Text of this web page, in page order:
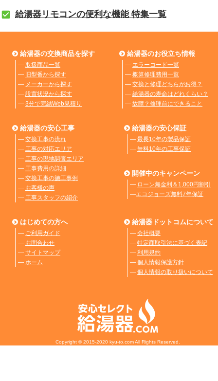
給湯器リモコンの便利な機能 特集一覧
給湯器の交換商品を探す
― 取扱商品一覧
― 旧型番から探す
― メーカーから探す
― 設置状況から探す
― 3分で完結Web見積り
給湯器のお役立ち情報
― エラーコード一覧
― 概算修理費用一覧
― 交換と修理どちらがお得？
― 給湯器の寿命はどれくらい？
― 故障？修理前にできること
給湯器の安心工事
― 交換工事の流れ
― 工事の対応エリア
― 工事の現地調査エリア
― 工事費用の詳細
― 交換工事の施工事例
― お客様の声
― 工事スタッフの紹介
給湯器の安心保証
― 最長10年の製品保証
― 無料10年の工事保証
開催中のキャンペーン
― ローン無金利＆1,000円割引
―エコジョーズ無料7年保証
はじめての方へ
― ご利用ガイド
― お問合わせ
― サイトマップ
― ホーム
給湯器ドットコムについて
― 会社概要
― 特定商取引法に基づく表記
― 利用規約
― 個人情報保護方針
― 個人情報の取り扱いについて
Copyright © 2015-2020 kyu-to.com All Rights Reserved.